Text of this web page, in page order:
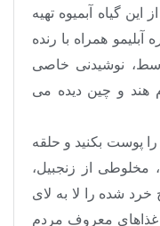
گیاه آبمیوه تهیه
همراه با رنده
نوشیدنی خاصی
هند و چین دیده می
را پوست بکنید و حلقه
مخلوطی از زنجبیل،
شده را لا به لای
غذاهای معروف مردم